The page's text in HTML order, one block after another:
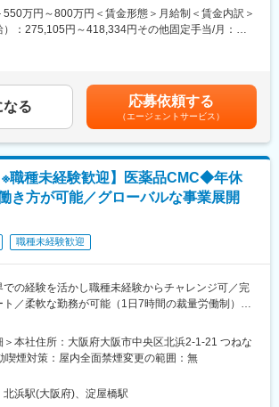
へ。当社製品は、世界数十か国で採用されており、
健康を預かる医療現場でトップクラスシェアを持
杉田クリップ」 国内約70％・世界約40％のシェア、
世界50ヶ国へ供給
格に合わせた骨折や骨格矯正の治療用インプラン
会社の定める業務
を目指す
達成させるために卸との協業を推進する
ングループは、韓国株式市場KOSPIに上市してい
品を開発・製造する企業の中で、常に時価総額が
医薬品の開発及び製造技術に注力しているグループ
リオングループで開発及び製造しているバイオシ
めたバイオ医薬品を日本で販売するため、セルトリ
の日本法人として2014年に設立され、現在、4製品
り、今後もパイプラインを拡大していきます。
社・個人共に成長して行くメンバーを今回募集致し
ー：先行バイオ医薬品と同等/同質の品質、安全性
550万円～800万円＜賃金形態＞月給制＜賃金内訳＞
）：275,105円～418,334円その他固定手当/月：
＜給与補足＞※年収は経験に応じて決定します。年収
を含みます。※固定残業代は、時間外労働の有無に関
分が付きます。※別途営業日当支給（2,000円/日）賃
も目安の金額であり、選考を通じて上下する可能性
月給(月額)は固定手当を含めた表記です。
なる 応募依頼する
（エージェントサービス）
※職種未経験歓迎】医薬品CMC◆年休
き方が可能／グローバルな事業展開
職種未経験歓迎
の経験を活かし職種未経験からチャレンジ可／完
ト／柔軟な勤務が可能（1日7時間の裁量労働制）／
ルティング会社◆◇
おけるCMC領域を中心に、コンサルティングおよび
作成業務をお任せします。
＞本社住所：大阪府大阪市中央区北浜2-1-21 つねな
喫煙対策：屋内全面禁煙変更の範囲：無
北浜駅(大阪府)、淀屋橋駅